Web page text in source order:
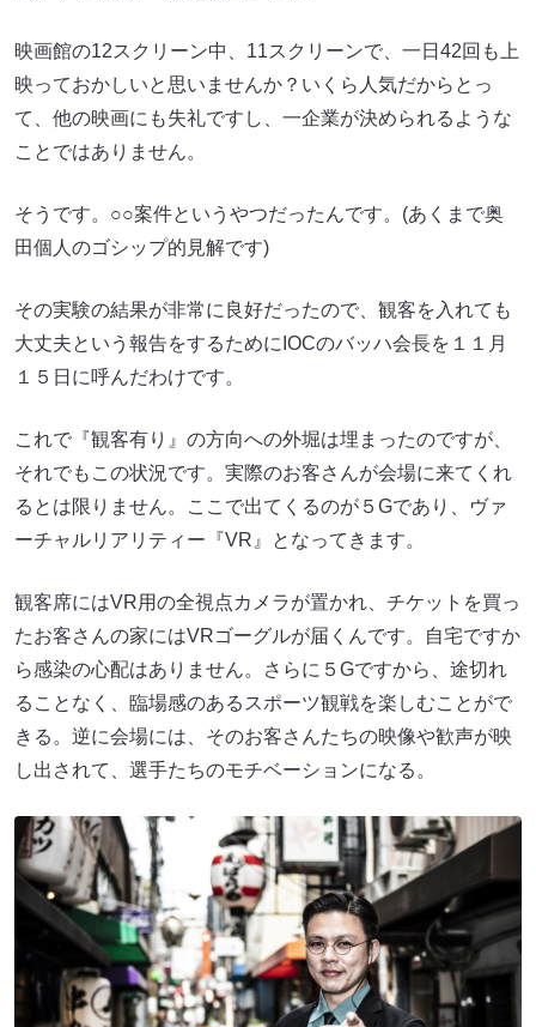
映画館の12スクリーン中、11スクリーンで、一日42回も上
映っておかしいと思いませんか？いくら人気だからとっ
て、他の映画にも失礼ですし、一企業が決められるような
ことではありません。
そうです。○○案件というやつだったんです。(あくまで奥
田個人のゴシップ的見解です)
その実験の結果が非常に良好だったので、観客を入れても
大丈夫という報告をするためにIOCのバッハ会長を１１月
１５日に呼んだわけです。
これで『観客有り』の方向への外堀は埋まったのですが、
それでもこの状況です。実際のお客さんが会場に来てくれ
るとは限りません。ここで出てくるのが５Gであり、ヴァ
ーチャルリアリティー『VR』となってきます。
観客席にはVR用の全視点カメラが置かれ、チケットを買っ
たお客さんの家にはVRゴーグルが届くんです。自宅ですか
ら感染の心配はありません。さらに５Gですから、途切れ
ることなく、臨場感のあるスポーツ観戦を楽しむことがで
きる。逆に会場には、そのお客さんたちの映像や歓声が映
し出されて、選手たちのモチベーションになる。